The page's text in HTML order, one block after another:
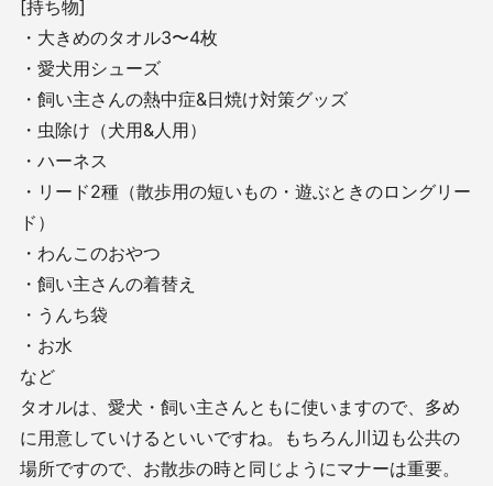
[持ち物]
・大きめのタオル3〜4枚
・愛犬用シューズ
・飼い主さんの熱中症&日焼け対策グッズ
・虫除け（犬用&人用）
・ハーネス
・リード2種（散歩用の短いもの・遊ぶときのロングリー
ド）
・わんこのおやつ
・飼い主さんの着替え
・うんち袋
・お水
など
タオルは、愛犬・飼い主さんともに使いますので、多め
に用意していけるといいですね。もちろん川辺も公共の
場所ですので、お散歩の時と同じようにマナーは重要。